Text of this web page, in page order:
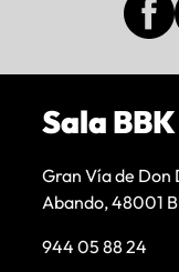
Sala BBK
Gran Vía de Don
Abando, 48001
944 05 88 24